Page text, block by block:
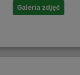
Galeria zdjęć